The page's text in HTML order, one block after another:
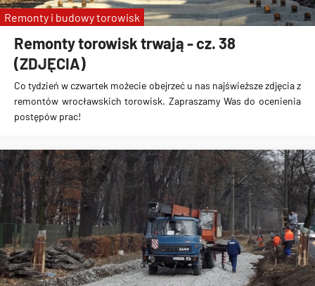
Remonty torowisk trwają - cz. 38
(ZDJĘCIA)
Co tydzień w czwartek możecie obejrzeć u nas najświeższe zdjęcia z
remontów wrocławskich torowisk. Zapraszamy Was do ocenienia
postępów prac!
Remonty i budowy torowisk